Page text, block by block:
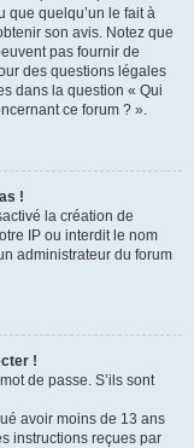
que quelqu’un le fait à
son avis. Notez que
pas fournir de
des questions légales
dans la question « Qui
ce forum ? ».
!
la création de
IP ou interdit le nom
administrateur du forum
!
de passe. S’ils sont
avoir moins de 13 ans
instructions reçues par